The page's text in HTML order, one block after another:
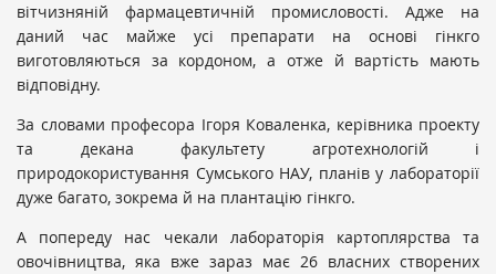
вітчизняній фармацевтичній промисловості. Адже на
даний час майже усі препарати на основі гінкго
виготовляються за кордоном, а отже й вартість мають
відповідну.
За словами професора Ігоря Коваленка, керівника проекту
та декана факультету агротехнологій і
природокористування Сумського НАУ, планів у лабораторії
дуже багато, зокрема й на плантацію гінкго.
А попереду нас чекали лабораторія картоплярства та
овочівництва, яка вже зараз має 26 власних створених